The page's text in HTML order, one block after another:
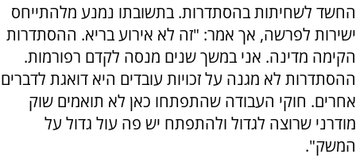
החשד לשחיתות בהסתדרות. בתשובתו נמנע מלהתייחס
ישירות לפרשה, אך אמר: "זה לא אירוע בריא. ההסתדרות
הקימה מדינה. אני במשך שנים מנסה לקדם רפורמות.
ההסתדרות לא מגנה על זכויות עובדים היא דואגת לדברים
אחרים. חוקי העבודה שהתפתחו כאן לא תואמים שוק
מודרני שרוצה לגדול ולהתפתח יש פה עול גדול על
המשק".